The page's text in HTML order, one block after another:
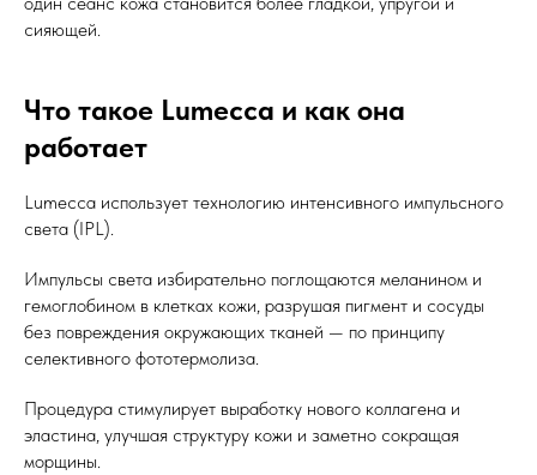
сияющей.
Что такое Lumecca и как она
работает
Lumecca использует технологию интенсивного импульсного
света (IPL).
Импульсы света избирательно поглощаются меланином и
гемоглобином в клетках кожи, разрушая пигмент и сосуды
без повреждения окружающих тканей — по принципу
селективного фототермолиза.
Процедура стимулирует выработку нового коллагена и
эластина, улучшая структуру кожи и заметно сокращая
морщины.